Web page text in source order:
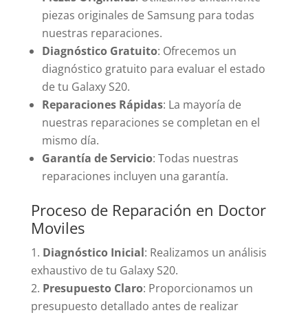
piezas originales de Samsung para todas
nuestras reparaciones.
Diagnóstico Gratuito: Ofrecemos un
diagnóstico gratuito para evaluar el estado
de tu Galaxy S20.
Reparaciones Rápidas: La mayoría de
nuestras reparaciones se completan en el
mismo día.
Garantía de Servicio: Todas nuestras
reparaciones incluyen una garantía.
Proceso de Reparación en Doctor
Moviles
Diagnóstico Inicial: Realizamos un análisis
exhaustivo de tu Galaxy S20.
Presupuesto Claro: Proporcionamos un
presupuesto detallado antes de realizar